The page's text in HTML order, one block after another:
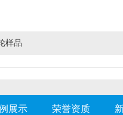
样品
展示 荣誉资质